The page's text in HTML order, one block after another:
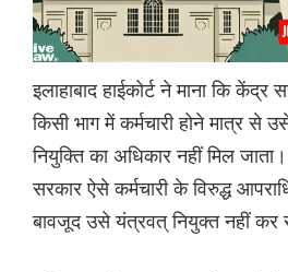
इलाहाबाद हाईकोर्ट ने माना कि
किसी भाग में कर्मचारी होने मात्र से
नियुक्ति का अधिकार नहीं मिल
सरकार ऐसे कर्मचारी के विरुद्ध
बावजूद उसे यंत्रवत् नियुक्त नहीं कर